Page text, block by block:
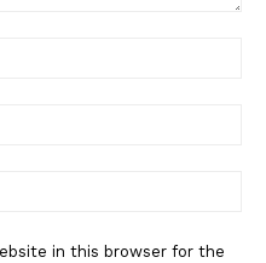
in this browser for the